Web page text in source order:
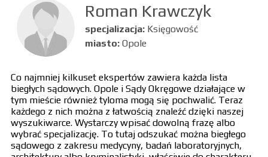
Roman Krawczyk
specjalizacja: Księgowość
miasto: Opole
Co najmniej kilkuset ekspertów zawiera każda lista
biegłych sądowych. Opole i Sądy Okręgowe działające w
tym mieście również tyloma mogą się pochwalić. Teraz
każdego z nich można z łatwością znaleźć dzięki naszej
wyszukiwarce. Wystarczy wpisać dowolną frazę albo
wybrać specjalizację. To tutaj odszukać można biegłego
sądowego z zakresu medycyny, badań laboratoryjnych,